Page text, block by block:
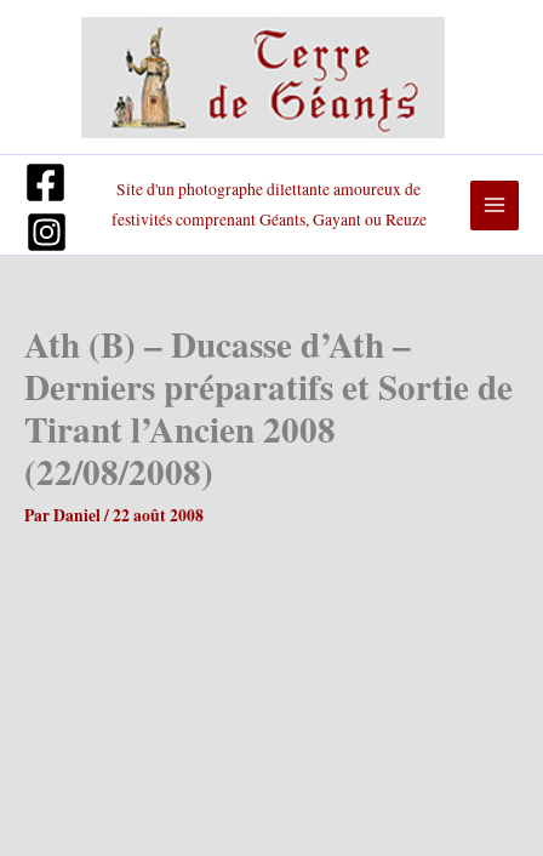
Site d'un photographe dilettante amoureux de
festivités comprenant Géants, Gayant ou Reuze
Ath (B) – Ducasse d’Ath –
Derniers préparatifs et Sortie de
Tirant l’Ancien 2008
(22/08/2008)
ParDaniel/22 août 2008